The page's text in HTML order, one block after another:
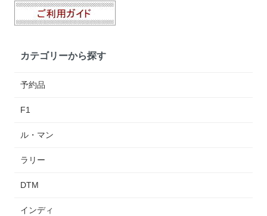
カテゴリーから探す
予約品
F1
ル・マン
ラリー
DTM
インディ